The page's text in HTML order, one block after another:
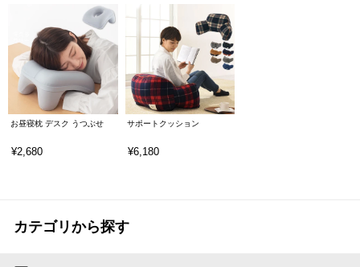
お昼寝枕 デスク うつぶせ
¥2,680
サポートクッション
¥6,180
カテゴリから探す